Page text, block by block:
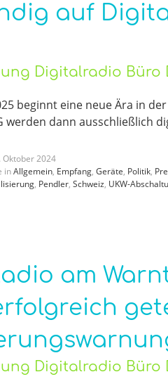
auf
Digitalradio Büro
beginnt eine neue Ära in
werden dann ausschließlich
Oktober2024
inAllgemein, Empfang, Geräte, Politik,
, Pendler, Schweiz, UKW-
am
erfolgreich
Digitalradio Büro